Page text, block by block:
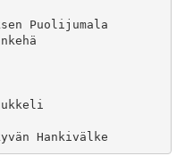
Puolijumala
Hankivälke